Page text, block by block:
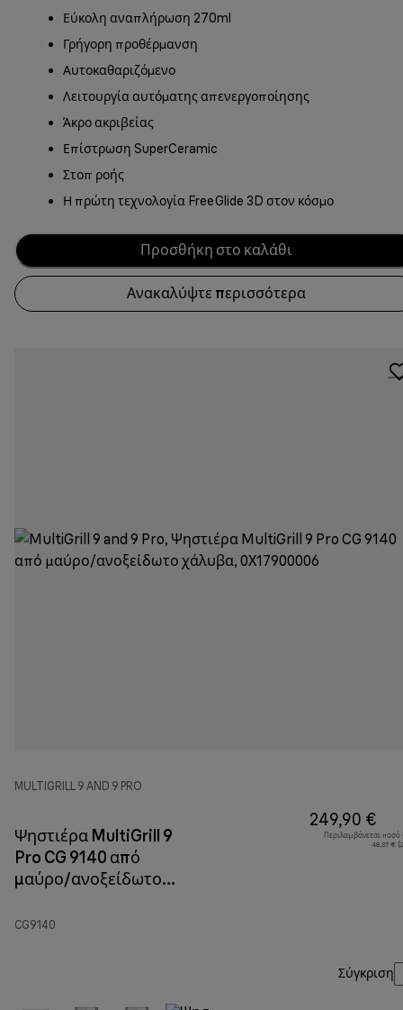
Εύκολη αναπλήρωση 270ml
Γρήγορη προθέρμανση
Αυτοκαθαριζόμενο
Λειτουργία αυτόματης απενεργοποίησης
Άκρο ακριβείας
Επίστρωση SuperCeramic
Στοπ ροής
Η πρώτη τεχνολογία FreeGlide 3D στον κόσμο
Προσθήκη στο καλάθι
Ανακαλύψτε περισσότερα
MULTIGRILL 9 AND 9 PRO
Ψηστιέρα MultiGrill 9
Pro CG 9140 από
μαύρο/ανοξείδωτο
CG9140
249,90 €
Περιλαμβάνεται
48,37 €
Σύγκριση